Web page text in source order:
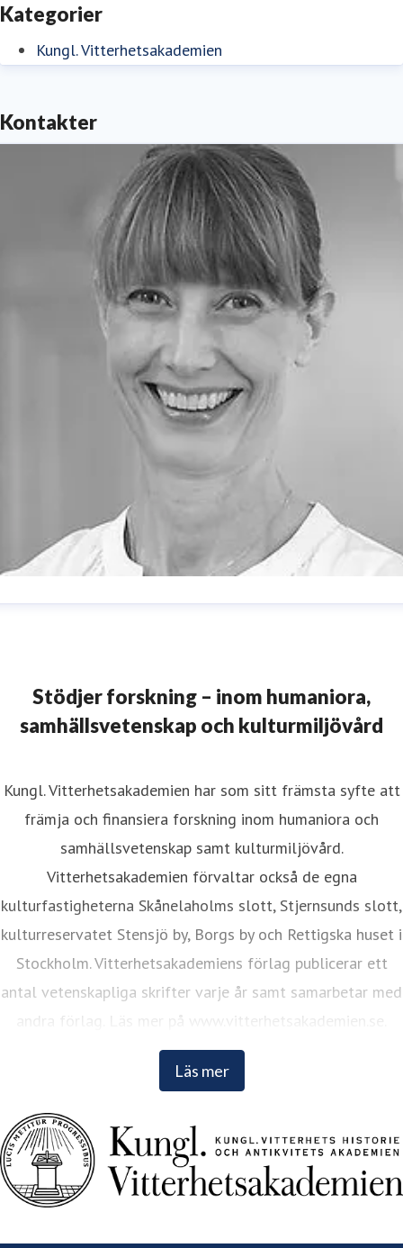
Kategorier
Kungl. Vitterhetsakademien
Kontakter
Stödjer forskning – inom humaniora,
samhällsvetenskap och kulturmiljövård
Läs mer
Kungl. Vitterhetsakademien har som sitt främsta syfte att
främja och finansiera forskning inom humaniora och
samhällsvetenskap samt kulturmiljövård.
Vitterhetsakademien förvaltar också de egna
kulturfastigheterna Skånelaholms slott, Stjernsunds slott,
kulturreservatet Stensjö by, Borgs by och Rettigska huset i
Stockholm. Vitterhetsakademiens förlag publicerar ett
antal vetenskapliga skrifter varje år samt samarbetar med
andra förlag. Läs mer på www.vitterhetsakademien.se.